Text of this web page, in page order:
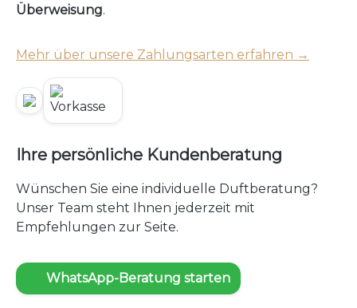
Überweisung.
Mehr über unsere Zahlungsarten erfahren →
Ihre persönliche Kundenberatung
Wünschen Sie eine individuelle Duftberatung?
Unser Team steht Ihnen jederzeit mit
Empfehlungen zur Seite.
WhatsApp-Beratung starten